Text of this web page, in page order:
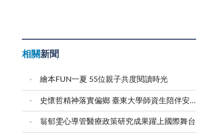
相關新聞
繪本FUN一夏 55位親子共度閱讀時光
史懷哲精神落實偏鄉 臺東大學師資生陪伴安瀾學子成長
翁郁雯心導管醫療政策研究成果躍上國際舞台